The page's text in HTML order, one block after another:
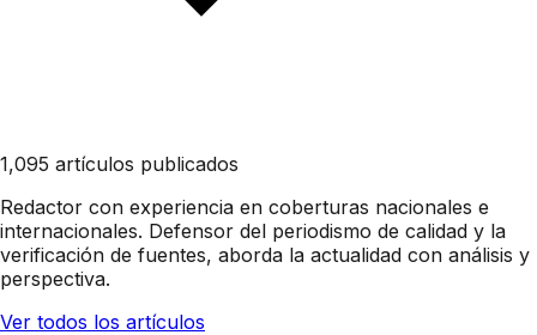
1,095 artículos publicados
Redactor con experiencia en coberturas nacionales e
internacionales. Defensor del periodismo de calidad y la
verificación de fuentes, aborda la actualidad con análisis y
perspectiva.
Ver todos los artículos